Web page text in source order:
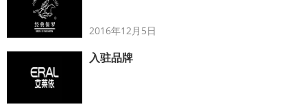
2016年12月5日
入驻品牌